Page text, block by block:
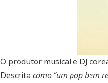
O produtor musical e DJ
Descrita como “um pop bem